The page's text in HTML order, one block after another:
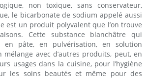
non toxique, sans conservateur,
le bicarbonate de sodium appelé aussi
est un produit polyvalent que l’on trouve
Cette substance blanchâtre qui
en pâte, en pulvérisation, en solution
avec d’autres produits, peut, en
usages dans la cuisine, pour l’hygiène
les soins beautés et même pour des